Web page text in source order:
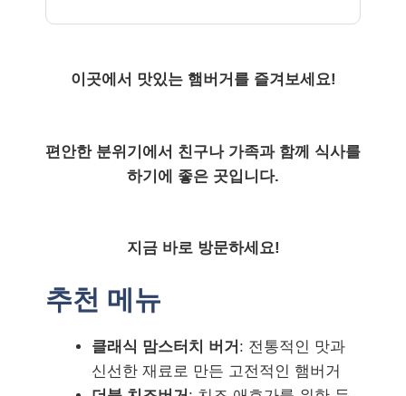
이곳에서 맛있는 햄버거를 즐겨보세요!
편안한 분위기에서 친구나 가족과 함께 식사를
하기에 좋은 곳입니다.
지금 바로 방문하세요!
추천 메뉴
클래식 맘스터치 버거 : 전통적인 맛과
신선한 재료로 만든 고전적인 햄버거